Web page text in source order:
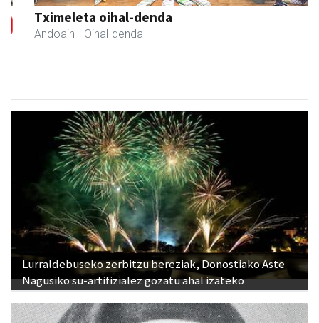
Tximeleta oihal-denda
Andoain - Oihal-denda
Lurraldebuseko zerbitzu bereziak, Donostiako Aste
Nagusiko su-artifizialez gozatu ahal izateko